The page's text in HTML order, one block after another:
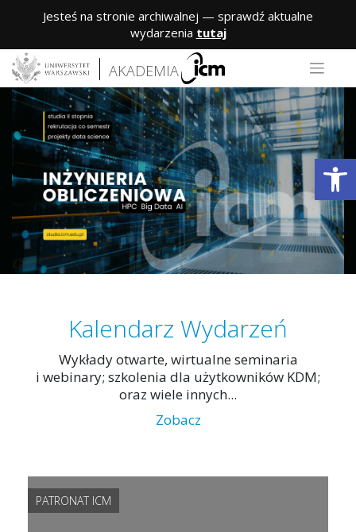
Jesteś na stronie archiwalnej — sprawdź aktualne
wydarzenia tutaj
Skip
content
AKADEMIA
Kalendarz Wydarzeń
Wykłady otwarte, wirtualne seminaria
i webinary; szkolenia dla użytkowników KDM;
oraz wiele innych...
Zobacz
PATRONAT ICM